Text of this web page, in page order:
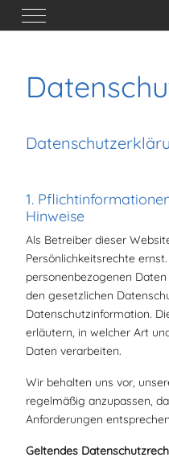
Mobile Menu Toggle
1.
Hinweise
Als Betreiber dieser
Persönlichkeitsrechte
personenbezogenen
den gesetzlichen
Datenschutzinformation.
erläutern, in welcher Art
Daten verarbeiten.
Wir behalten uns vor,
regelmäßig anzupassen,
Anforderungen
Geltendes